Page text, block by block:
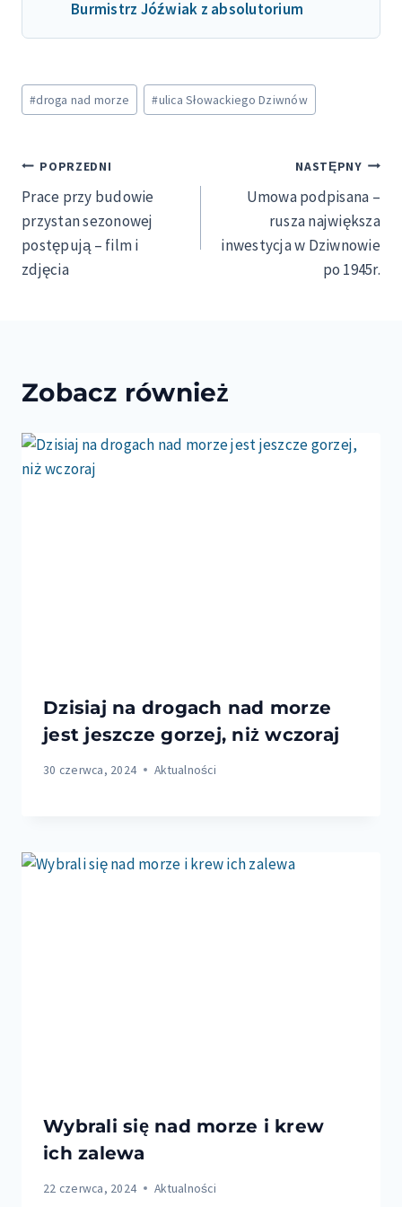
Burmistrz Jóźwiak z absolutorium
Tagi
wpisu:
#droga nad morze #ulica Słowackiego Dziwnów
Nawigacja
wpisu
POPRZEDNI
Prace przy budowie
przystan sezonowej
postępują – film i
zdjęcia
NASTĘPNY
Umowa podpisana –
rusza największa
inwestycja w Dziwnowie
po 1945r.
Zobacz również
Dzisiaj na drogach nad morze
jest jeszcze gorzej, niż wczoraj
30 czerwca, 2024 Aktualności
Wybrali się nad morze i krew
ich zalewa
22 czerwca, 2024 Aktualności